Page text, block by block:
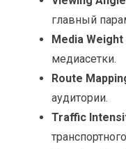
главный
Media Weight
медиасетки.
Route
аудитории.
Traffic